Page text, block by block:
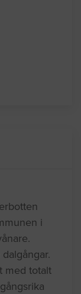
i
med totalt